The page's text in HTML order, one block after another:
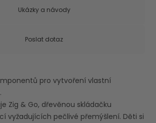
Ukázky a návody
Poslat dotaz
pro vytvoření vlastní
Zig & Go, dřevěnou skládačku
vyžadujících pečlivé přemýšlení. Děti si